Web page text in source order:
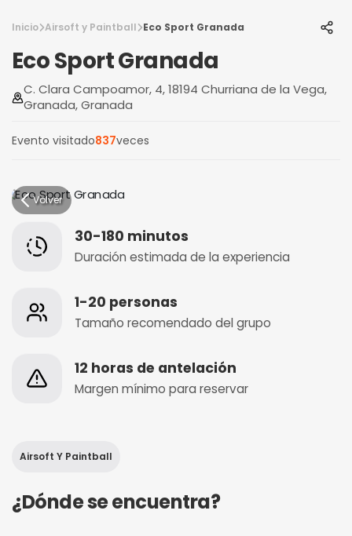
Inicio Airsoft y Paintball Eco Sport Granada
Eco Sport Granada
C. Clara Campoamor, 4, 18194 Churriana de la Vega,
Granada, Granada
Evento visitado837veces
Volver
30-180 minutos
Duración estimada de la experiencia
1-20 personas
Tamaño recomendado del grupo
12 horas de antelación
Margen mínimo para reservar
Airsoft Y Paintball
¿Dónde se encuentra?